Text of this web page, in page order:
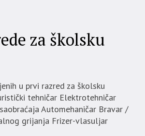
za školsku
u prvi razred za školsku
tehničar Elektrotehničar
Automehaničar Bravar /
grijanja Frizer-vlasuljar